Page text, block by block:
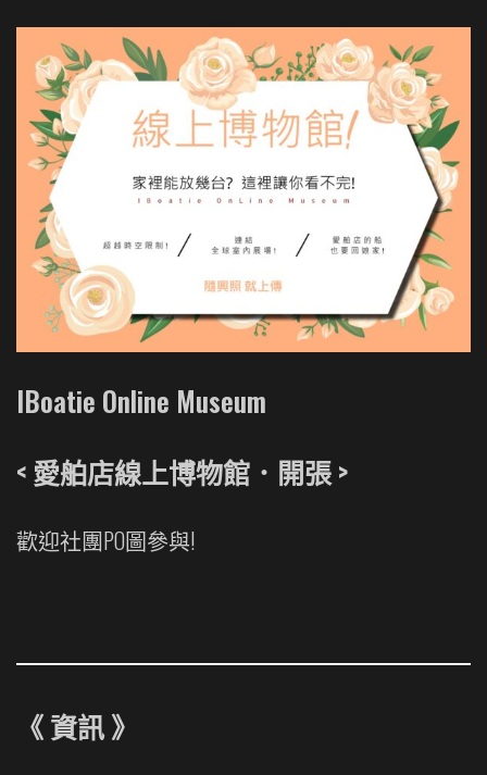
IBoatie Online Museum
< 愛舶店線上博物館．開張 >
歡迎社團PO圖參與!
《資訊》